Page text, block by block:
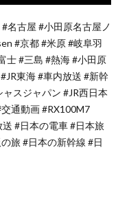
名古屋 #小田原名古屋ノ
#京都 #米原 #岐阜羽
士 #三島 #熱海 #小田原
東海 #車内放送 #新幹
スジャパン #JR西日本
通動画 #RX100M7
#日本の電車 #日本旅
旅 #日本の新幹線 #日